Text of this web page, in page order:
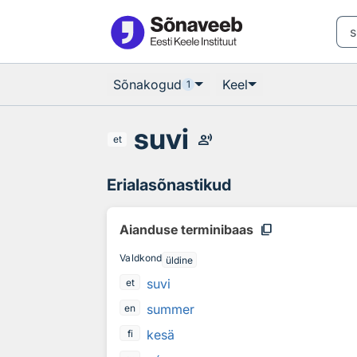
Sõnakogud 1 Keel
et suvi record_voice_over
Erialasõnastikud
Aianduse terminibaas content_copy
Valdkond üldine
et
suvi
en summer
fi kesä